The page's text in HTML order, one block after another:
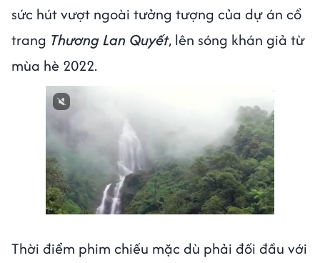
sức hút vượt ngoài tưởng tượng của dự án cổ
trang Thương Lan Quyết, lên sóng khán giả từ
mùa hè 2022.
Thời điểm phim chiếu mặc dù phải đối đầu với